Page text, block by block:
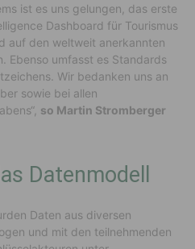
ist es uns gelungen, das erste
Dashboard für Tourismus
auf den weltweit anerkannten
Ebenso umfasst es Standards
Wir bedanken uns an
sowie bei allen
so Martin Stromberger
Datenmodell
Daten aus diversen
und mit den teilnehmenden